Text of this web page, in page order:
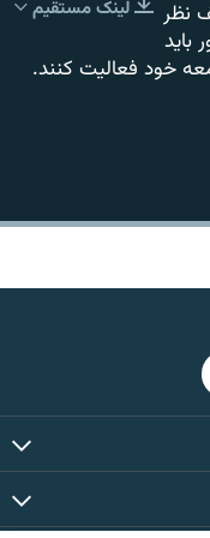
آزاد
لینک مستقیم
نظر
باید
خود فعالیت کنند.